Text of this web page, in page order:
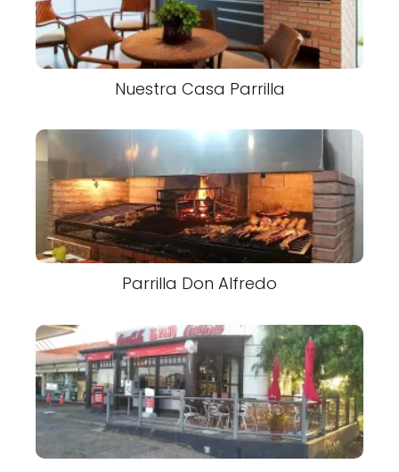
Nuestra Casa Parrilla
Parrilla Don Alfredo